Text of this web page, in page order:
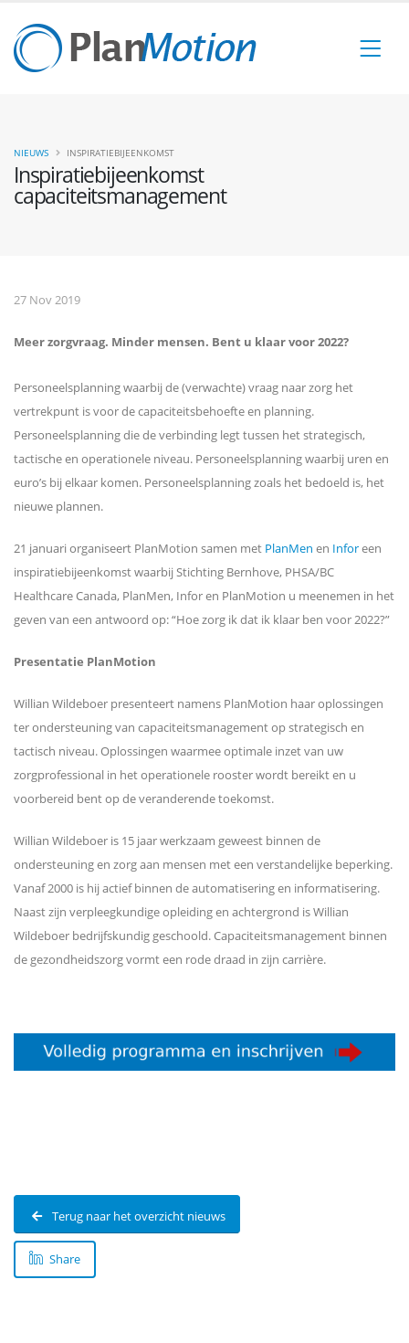
Inspiratiebijeenkomst
capaciteitsmanagement
NIEUWS INSPIRATIEBIJEENKOMST
27 Nov 2019
Meer zorgvraag. Minder mensen. Bent u klaar voor 2022?
Personeelsplanning waarbij de (verwachte) vraag naar zorg het
vertrekpunt is voor de capaciteitsbehoefte en planning.
Personeelsplanning die de verbinding legt tussen het strategisch,
tactische en operationele niveau. Personeelsplanning waarbij uren en
euro’s bij elkaar komen. Personeelsplanning zoals het bedoeld is, het
nieuwe plannen.
21 januari organiseert PlanMotion samen met PlanMen en Inforeen
inspiratiebijeenkomst waarbij Stichting Bernhove, PHSA/BC
Healthcare Canada, PlanMen, Infor en PlanMotion u meenemen in het
geven van een antwoord op: “Hoe zorg ik dat ik klaar ben voor 2022?”
Presentatie PlanMotion
Willian Wildeboer presenteert namens PlanMotion haar oplossingen
ter ondersteuning van capaciteitsmanagement op strategisch en
tactisch niveau. Oplossingen waarmee optimale inzet van uw
zorgprofessional in het operationele rooster wordt bereikt en u
voorbereid bent op de veranderende toekomst.
Willian Wildeboer is 15 jaar werkzaam geweest binnen de
ondersteuning en zorg aan mensen met een verstandelijke beperking.
Vanaf 2000 is hij actief binnen de automatisering en informatisering.
Naast zijn verpleegkundige opleiding en achtergrond is Willian
Wildeboer bedrijfskundig geschoold. Capaciteitsmanagement binnen
de gezondheidszorg vormt een rode draad in zijn carrière.
Terug naar het overzicht nieuws
Share